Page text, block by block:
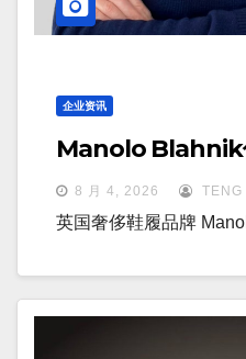
企业资讯
Manolo Blahnik
8 月 4, 2026 TENG
英国奢侈鞋履品牌